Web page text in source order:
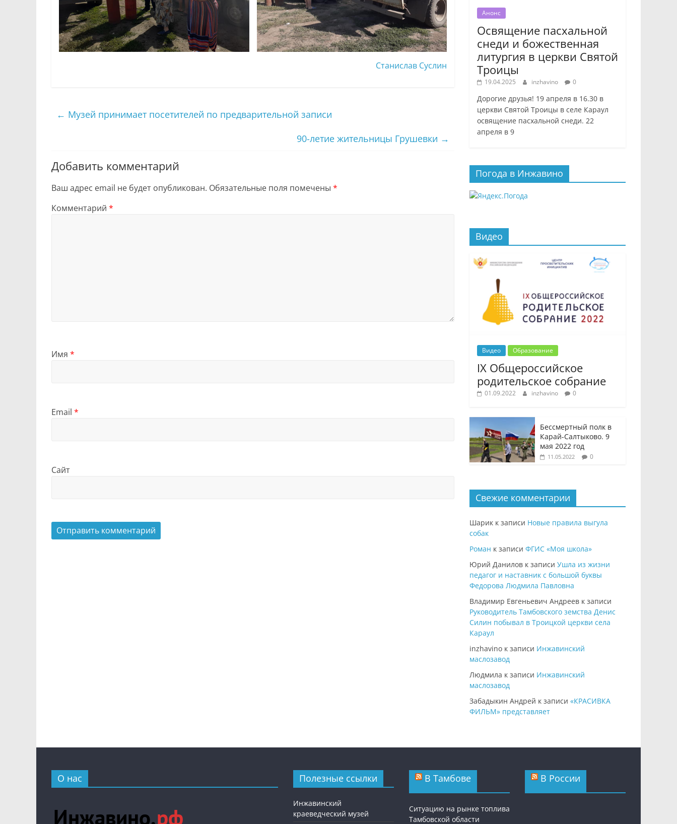
Станислав Суслин
← Музей принимает посетителей по предварительной записи
90-летие жительницы Грушевки →
Добавить комментарий
Ваш адрес email не будет опубликован. Обязательные поля помечены *
Комментарий *
Имя *
Email *
Сайт
Анонс
Освящение пасхальной
снеди и божественная
литургия в церкви Святой
Троицы
19.04.2025 inzhavino 0
Дорогие друзья! 19 апреля в 16.30 в
церкви Святой Троицы в селе Караул
освящение пасхальной снеди. 22
апреля в 9
Погода в Инжавино
Видео
Видео Образование
IX Общероссийское
родительское собрание
01.09.2022 inzhavino 0
Бессмертный полк в
Карай-Салтыково. 9
мая 2022 год
11.05.2022 0
Свежие комментарии
Шарик к записи Новые правила выгула
собак
Роман к записи ФГИС «Моя школа»
Юрий Данилов к записи Ушла из жизни
педагог и наставник с большой буквы
Федорова Людмила Павловна
Владимир Евгеньевич Андреев к записи
Руководитель Тамбовского земства Денис
Силин побывал в Троицкой церкви села
Караул
inzhavino к записи Инжавинский
маслозавод
Людмила к записи Инжавинский
маслозавод
Забадыкин Андрей к записи «КРАСИВКА
ФИЛЬМ» представляет
О нас Полезные ссылки
Инжавинский
краеведческий музей
В Тамбове
Ситуацию на рынке топлива
Тамбовской области
В России